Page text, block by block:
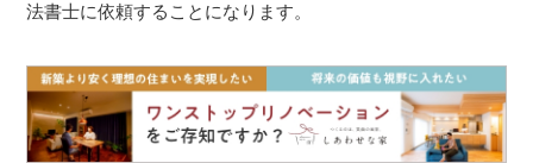
法書士に依頼することになります。